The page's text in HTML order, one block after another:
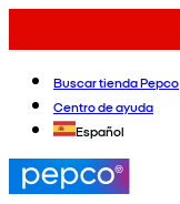
Buscar tienda Pepco
Centro de ayuda
Español